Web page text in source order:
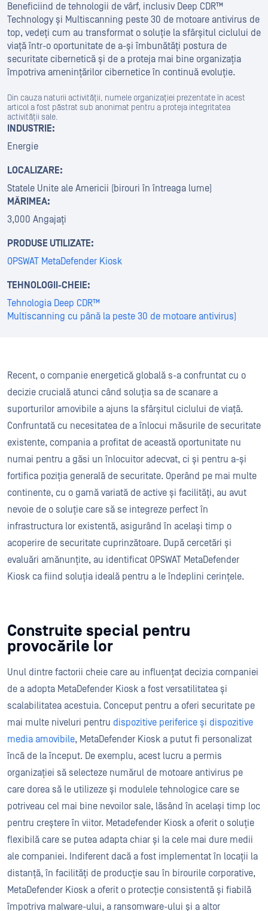
Beneficiind de tehnologii de vârf, inclusiv Deep CDR™
Technology și Multiscanning peste 30 de motoare antivirus de
top, vedeți cum au transformat o soluție la sfârșitul ciclului de
viață într-o oportunitate de a-și îmbunătăți postura de
securitate cibernetică și de a proteja mai bine organizația
împotriva amenințărilor cibernetice în continuă evoluție.
Din cauza naturii activității, numele organizației prezentate în acest
articol a fost păstrat sub anonimat pentru a proteja integritatea
activității sale.
INDUSTRIE:
Energie
LOCALIZARE:
Statele Unite ale Americii (birouri în întreaga lume)
MĂRIMEA:
3,000 Angajați
PRODUSE UTILIZATE:
OPSWAT MetaDefender Kiosk
TEHNOLOGII-CHEIE:
Tehnologia Deep CDR™
Multiscanning cu până la peste 30 de motoare antivirus)
Recent, o companie energetică globală s-a confruntat cu o
decizie crucială atunci când soluția sa de scanare a
suporturilor amovibile a ajuns la sfârșitul ciclului de viață.
Confruntată cu necesitatea de a înlocui măsurile de securitate
existente, compania a profitat de această oportunitate nu
numai pentru a găsi un înlocuitor adecvat, ci și pentru a-și
fortifica poziția generală de securitate. Operând pe mai multe
continente, cu o gamă variată de active și facilități, au avut
nevoie de o soluție care să se integreze perfect în
infrastructura lor existentă, asigurând în același timp o
acoperire de securitate cuprinzătoare. După cercetări și
evaluări amănunțite, au identificat OPSWAT MetaDefender
Kiosk ca fiind soluția ideală pentru a le îndeplini cerințele.
Construite special pentru
provocările lor
Unul dintre factorii cheie care au influențat decizia companiei
de a adopta MetaDefender Kiosk a fost versatilitatea și
scalabilitatea acestuia. Conceput pentru a oferi securitate pe
mai multe niveluri pentru dispozitive periferice și dispozitive
media amovibile, MetaDefender Kiosk a putut fi personalizat
încă de la început. De exemplu, acest lucru a permis
organizației să selecteze numărul de motoare antivirus pe
care dorea să le utilizeze și modulele tehnologice care se
potriveau cel mai bine nevoilor sale, lăsând în același timp loc
pentru creștere în viitor. Metadefender Kiosk a oferit o soluție
flexibilă care se putea adapta chiar și la cele mai dure medii
ale companiei. Indiferent dacă a fost implementat în locații la
distanță, în facilități de producție sau în birourile corporative,
MetaDefender Kiosk a oferit o protecție consistentă și fiabilă
împotriva malware-ului, a ransomware-ului și a altor